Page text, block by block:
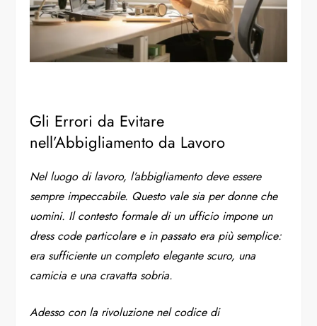
Gli Errori da Evitare
nell’Abbigliamento da Lavoro
Nel luogo di lavoro, l’abbigliamento deve essere
sempre impeccabile. Questo vale sia per donne che
uomini. Il contesto formale di un ufficio impone un
dress code particolare e in passato era più semplice:
era sufficiente un completo elegante scuro, una
camicia e una cravatta sobria.
Adesso con la rivoluzione nel codice di